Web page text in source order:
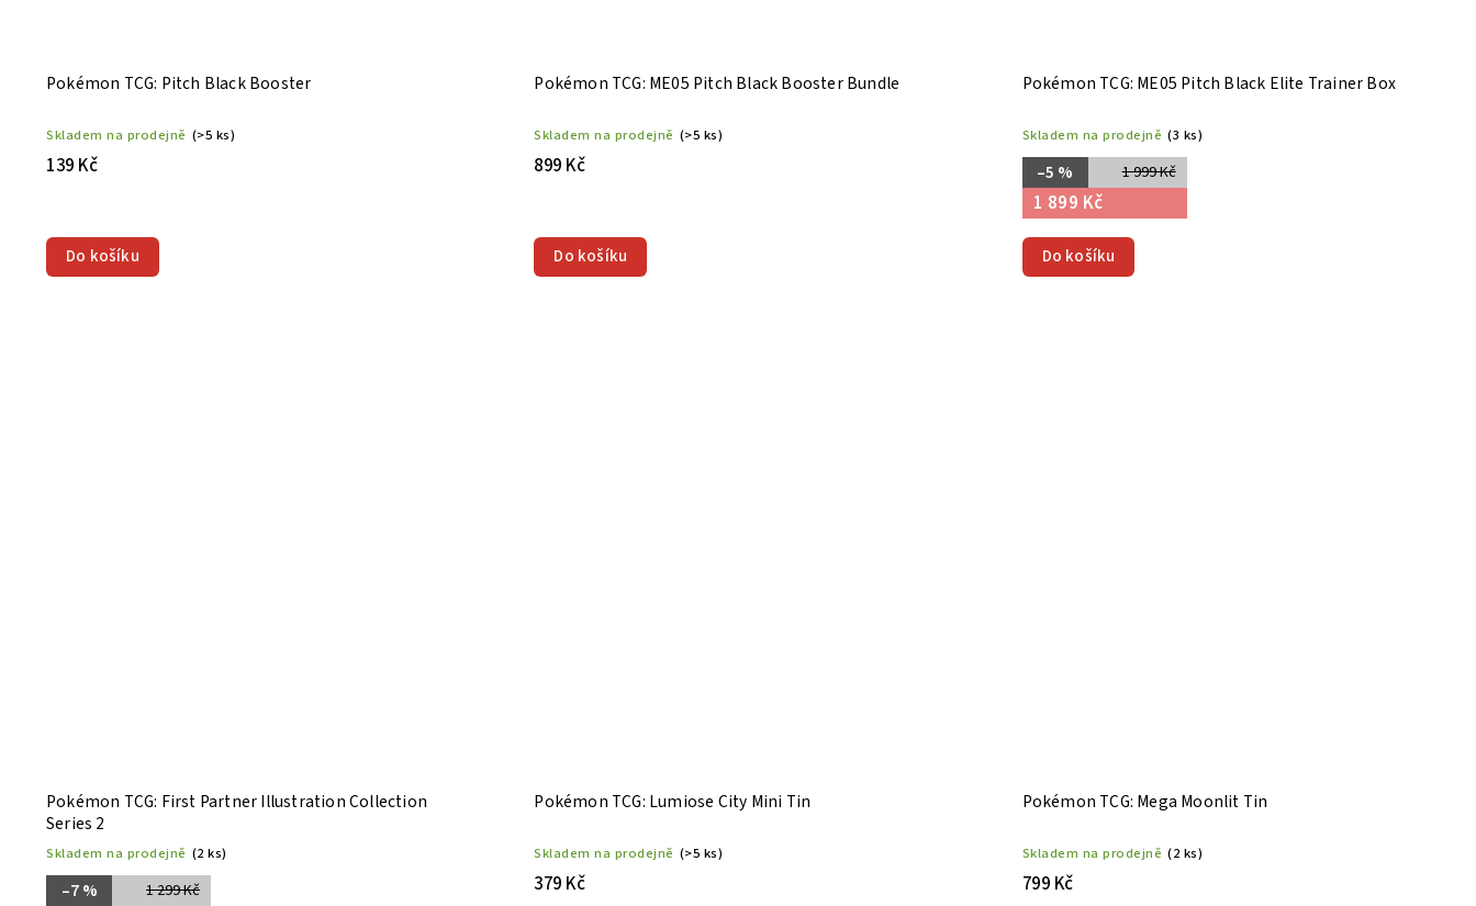
Pokémon TCG: Pitch Black Booster
Skladem na prodejně (>5 ks)
139 Kč
Do košíku
Pokémon TCG: ME05 Pitch Black Booster Bundle
Skladem na prodejně (>5 ks)
899 Kč
Do košíku
Pokémon TCG: ME05 Pitch Black Elite Trainer Box
Skladem na prodejně (3 ks)
1 999 Kč
–5 %
1 899 Kč
Do košíku
Pokémon TCG: First Partner Illustration Collection
Series 2
Skladem na prodejně (2 ks)
1 299 Kč
–7 %
Pokémon TCG: Lumiose City Mini Tin
Skladem na prodejně (>5 ks)
379 Kč
Pokémon TCG: Mega Moonlit Tin
Skladem na prodejně (2 ks)
799 Kč